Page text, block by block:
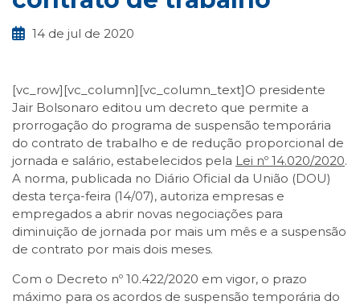
14 de jul de 2020
[vc_row][vc_column][vc_column_text]O presidente
Jair Bolsonaro editou um decreto que permite a
prorrogação do programa de suspensão temporária
do contrato de trabalho e de redução proporcional de
jornada e salário, estabelecidos pela Lei nº 14.020/2020.
A norma, publicada no Diário Oficial da União (DOU)
desta terça-feira (14/07), autoriza empresas e
empregados a abrir novas negociações para
diminuição de jornada por mais um mês e a suspensão
de contrato por mais dois meses.
Com o Decreto nº 10.422/2020 em vigor, o prazo
máximo para os acordos de suspensão temporária do